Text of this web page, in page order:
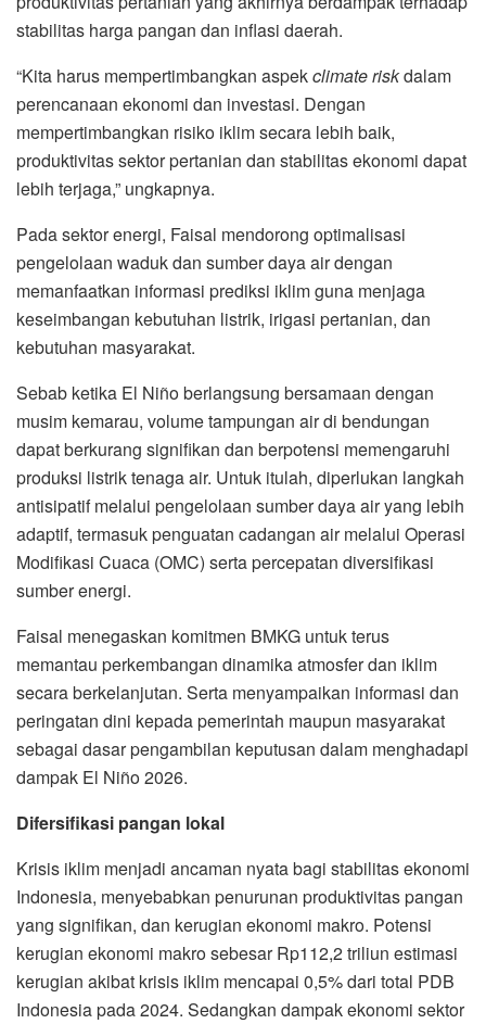
stabilitas harga pangan dan inflasi daerah.
“Kita harus mempertimbangkan aspekclimate riskdalam
perencanaan ekonomi dan investasi. Dengan
mempertimbangkan risiko iklim secara lebih baik,
produktivitas sektor pertanian dan stabilitas ekonomi dapat
lebih terjaga,” ungkapnya.
Pada sektor energi, Faisal mendorong optimalisasi
pengelolaan waduk dan sumber daya air dengan
memanfaatkan informasi prediksi iklim guna menjaga
keseimbangan kebutuhan listrik, irigasi pertanian, dan
kebutuhan masyarakat.
Sebab ketika El Niño berlangsung bersamaan dengan
musim kemarau, volume tampungan air di bendungan
dapat berkurang signifikan dan berpotensi memengaruhi
produksi listrik tenaga air. Untuk itulah, diperlukan langkah
antisipatif melalui pengelolaan sumber daya air yang lebih
adaptif, termasuk penguatan cadangan air melalui Operasi
Modifikasi Cuaca (OMC) serta percepatan diversifikasi
sumber energi.
Faisal menegaskan komitmen BMKG untuk terus
memantau perkembangan dinamika atmosfer dan iklim
secara berkelanjutan. Serta menyampaikan informasi dan
peringatan dini kepada pemerintah maupun masyarakat
sebagai dasar pengambilan keputusan dalam menghadapi
dampak El Niño 2026.
Difersifikasi pangan lokal
Krisis iklim menjadi ancaman nyata bagi stabilitas ekonomi
Indonesia, menyebabkan penurunan produktivitas pangan
yang signifikan, dan kerugian ekonomi makro. Potensi
kerugian ekonomi makro sebesar Rp112,2 triliun estimasi
kerugian akibat krisis iklim mencapai 0,5% dari total PDB
Indonesia pada 2024. Sedangkan dampak ekonomi sektor